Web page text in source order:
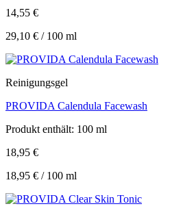
14,55 €
29,10 € / 100 ml
Reinigungsgel
PROVIDA Calendula Facewash
Produkt enthält: 100 ml
18,95 €
18,95 € / 100 ml